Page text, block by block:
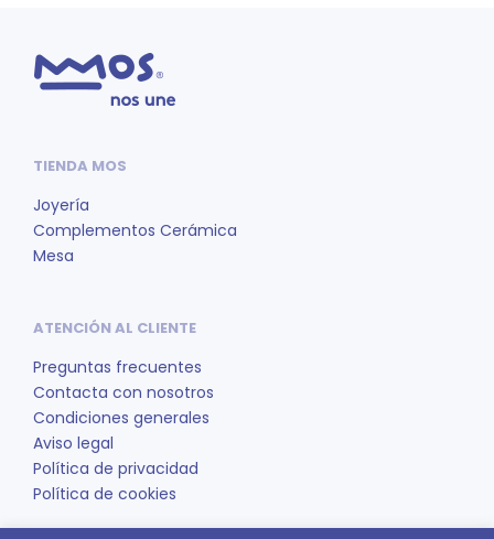
TIENDA MOS
Joyería
Complementos Cerámica
Mesa
ATENCIÓN AL CLIENTE
Preguntas frecuentes
Contacta con nosotros
Condiciones generales
Aviso legal
Política de privacidad
Política de cookies